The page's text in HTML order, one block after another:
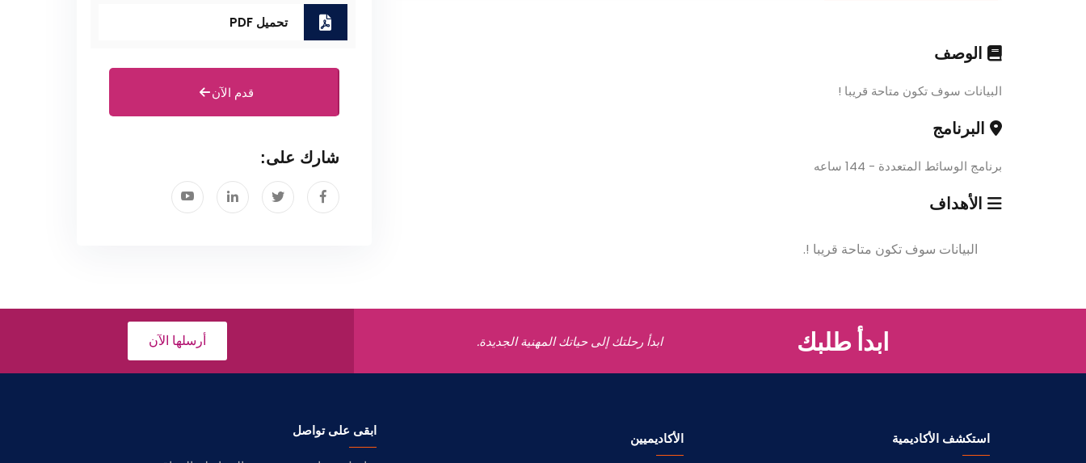
الوصف
البيانات سوف تكون متاحة قريبا !
البرنامج
برنامج الوسائط المتعددة - 144 ساعه
الأهداف
البيانات سوف تكون متاحة قريبا !.
تحميل PDF
قدم الآن
شارك على:
ابدأ طلبك ابدأ رحلتك إلى حياتك المهنية الجديدة. أرسلها الآن
استكشف الأكاديمية الأكاديميين
ابقى على تواصل